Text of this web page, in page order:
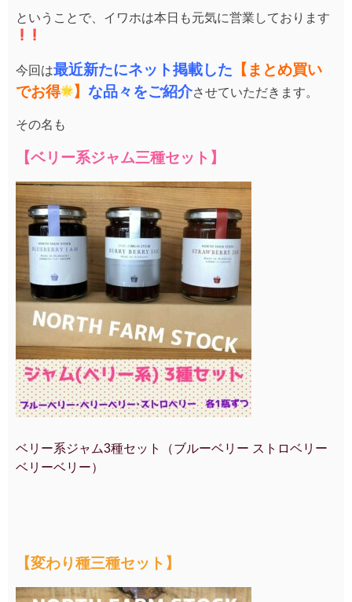
ということで、イワホは本日も元気に営業しております
今回は最近新たにネット掲載した 【まとめ買い
でお得
】 な品々をご紹介させていただきます。
その名も
【ベリー系ジャム三種セット】
ベリー系ジャム3種セット（ブルーベリー ストロベリー
ベリーベリー）
【変わり種三種セット】